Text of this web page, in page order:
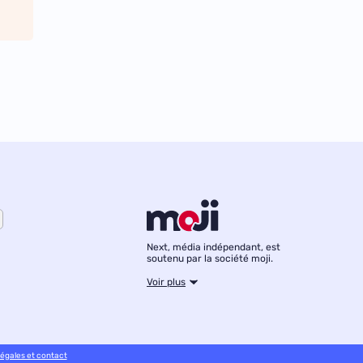
Next, média indépendant, est
soutenu par la société moji.
Voir plus
et contact